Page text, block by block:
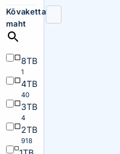
Kõvaketta
maht
8TB
1
4TB
40
3TB
4
2TB
918